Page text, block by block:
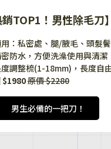
銷TOP1！男性除毛刀】
：私密處、腿/腋毛、頭髮
防水，方便洗澡使用與清潔
調整梳(1-18mm)，長度自
$1980原價 $2280
男生必備的一把刀！